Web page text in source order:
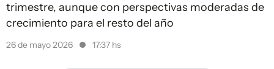
trimestre, aunque con perspectivas moderadas de
crecimiento para el resto del año
26 de mayo 2026 17:37 hs